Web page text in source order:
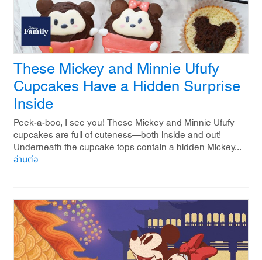
These Mickey and Minnie Ufufy
Cupcakes Have a Hidden Surprise
Inside
Peek-a-boo, I see you! These Mickey and Minnie Ufufy
cupcakes are full of cuteness—both inside and out!
Underneath the cupcake tops contain a hidden Mickey...
อ่านต่อ